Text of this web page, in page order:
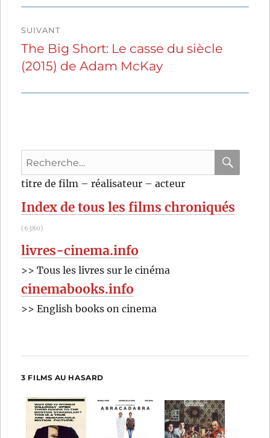
SUIVANT
Publication
suivante :
The Big Short: Le casse du siècle
(2015) de Adam McKay
Recherche
pour
titre de film – réalisateur – acteur
Index de tous les films chroniqués
(6380)
livres-cinema.info
>> Tous les livres sur le cinéma
cinemabooks.info
>> English books on cinema
3 FILMS AU HASARD